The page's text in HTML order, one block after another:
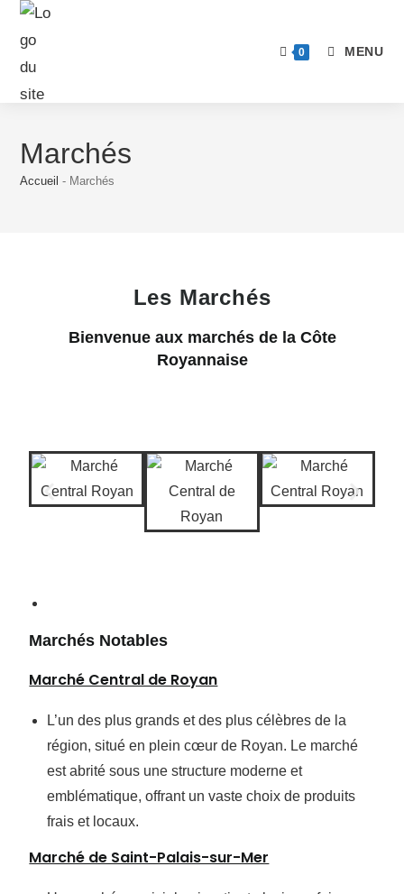
0 MENU
Marchés
Accueil - Marchés
Les Marchés
Bienvenue aux marchés de la Côte
Royannaise
Marchés Notables
Marché Central de Royan
L’un des plus grands et des plus célèbres de la
région, situé en plein cœur de Royan. Le marché
est abrité sous une structure moderne et
emblématique, offrant un vaste choix de produits
frais et locaux.
Marché de Saint-Palais-sur-Mer